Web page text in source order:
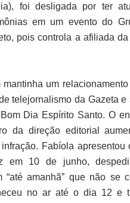
foi desligada por ter
em um evento do
pois controla a afiliada
mantinha um
telejornalismo da Gazeta e
Dia Espírito Santo. O
da direção editorial
Fabíola apresentou
em 10 de junho,
“até amanhã” que não se
no ar até o dia 12 e